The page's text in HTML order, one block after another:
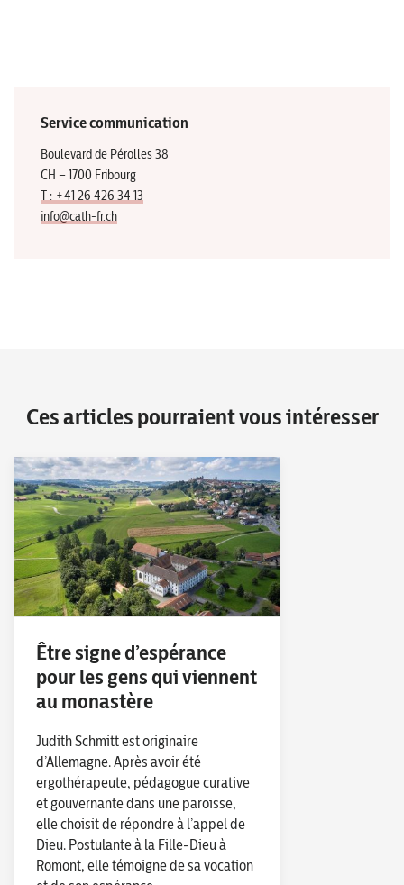
Service communication
Boulevard de Pérolles 38
CH – 1700 Fribourg
T : +41 26 426 34 13
info@cath-fr.ch
Ces articles pourraient vous intéresser
Être signe d’espérance
pour les gens qui viennent
au monastère
Judith Schmitt est originaire
d’Allemagne. Après avoir été
ergothérapeute, pédagogue curative
et gouvernante dans une paroisse,
elle choisit de répondre à l’appel de
Dieu. Postulante à la Fille-Dieu à
Romont, elle témoigne de sa vocation